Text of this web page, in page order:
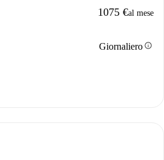
1075 €al mese
Giornalieroinfo